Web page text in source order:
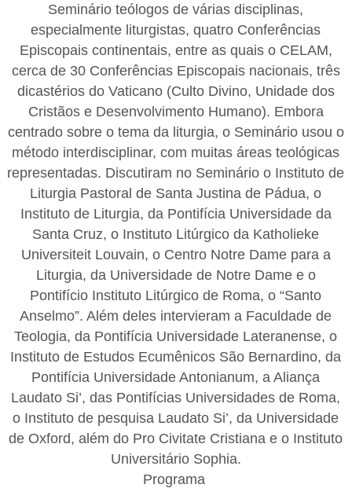
Seminário teólogos de várias disciplinas,
especialmente liturgistas, quatro Conferências
Episcopais continentais, entre as quais o CELAM,
cerca de 30 Conferências Episcopais nacionais, três
dicastérios do Vaticano (Culto Divino, Unidade dos
Cristãos e Desenvolvimento Humano). Embora
centrado sobre o tema da liturgia, o Seminário usou o
método interdisciplinar, com muitas áreas teológicas
representadas. Discutiram no Seminário o Instituto de
Liturgia Pastoral de Santa Justina de Pádua, o
Instituto de Liturgia, da Pontifícia Universidade da
Santa Cruz, o Instituto Litúrgico da Katholieke
Universiteit Louvain, o Centro Notre Dame para a
Liturgia, da Universidade de Notre Dame e o
Pontifício Instituto Litúrgico de Roma, o “Santo
Anselmo”. Além deles intervieram a Faculdade de
Teologia, da Pontifícia Universidade Lateranense, o
Instituto de Estudos Ecumênicos São Bernardino, da
Pontifícia Universidade Antonianum, a Aliança
Laudato Si’, das Pontifícias Universidades de Roma,
o Instituto de pesquisa Laudato Si’, da Universidade
de Oxford, além do Pro Civitate Cristiana e o Instituto
Universitário Sophia.
Programa